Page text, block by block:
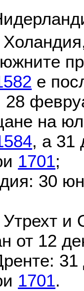
е
28
на
, а 31
1701;
30
Утрехт
от 12
1701.